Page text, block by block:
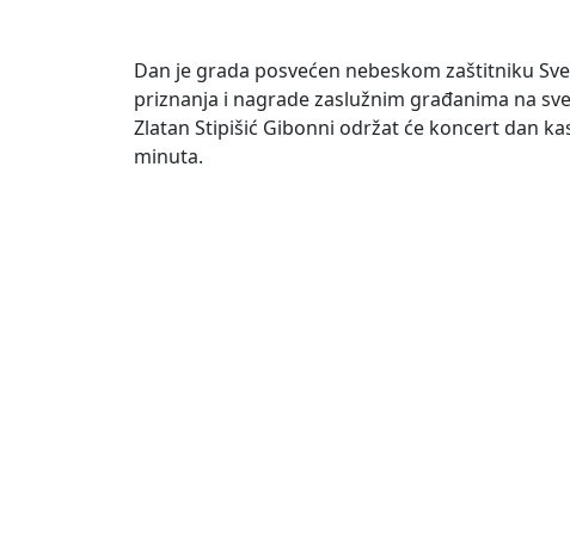
Dan je grada posvećen nebeskom zaštitniku
priznanja i nagrade zaslužnim građanima na
Zlatan Stipišić Gibonni održat će koncert dan
minuta.